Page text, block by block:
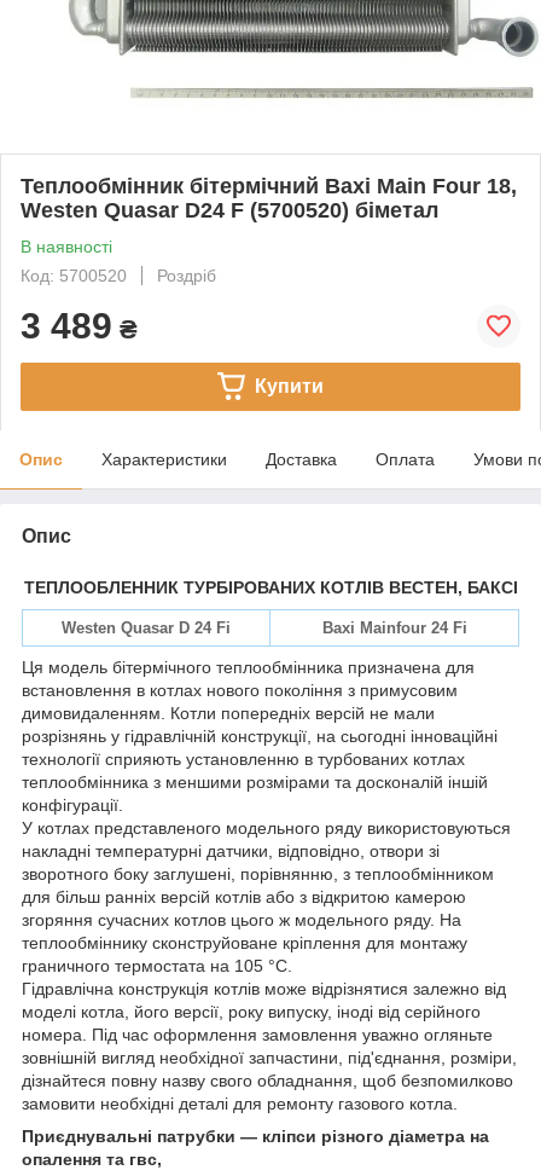
Теплообмінник бітермічний Baxi Main Four 18,
Westen Quasar D24 F (5700520) біметал
В наявності
Код: 5700520
Роздріб
3 489 ₴
Купити
Опис Характеристики Доставка Оплата Умови
Опис
ТЕПЛООБЛЕННИК ТУРБІРОВАНИХ КОТЛІВ ВЕСТЕН, БАКСІ
Westen Quasar D 24 Fi Baxi Mainfour 24 Fi
Ця модель бітермічного теплообмінника призначена для
встановлення в котлах нового покоління з примусовим
димовидаленням. Котли попередніх версій не мали
розрізнянь у гідравлічній конструкції, на сьогодні інноваційні
технології сприяють установленню в турбованих котлах
теплообмінника з меншими розмірами та досконалій іншій
конфігурації.
У котлах представленого модельного ряду використовуються
накладні температурні датчики, відповідно, отвори зі
зворотного боку заглушені, порівнянню, з теплообмінником
для більш ранніх версій котлів або з відкритою камерою
згоряння сучасних котлов цього ж модельного ряду. На
теплообміннику сконструйоване кріплення для монтажу
граничного термостата на 105 °C.
Гідравлічна конструкція котлів може відрізнятися залежно від
моделі котла, його версії, року випуску, іноді від серійного
номера. Під час оформлення замовлення уважно огляньте
зовнішній вигляд необхідної запчастини, під'єднання, розміри,
дізнайтеся повну назву свого обладнання, щоб безпомилково
замовити необхідні деталі для ремонту газового котла.
Приєднувальні патрубки — кліпси різного діаметра на
опалення та гвс,